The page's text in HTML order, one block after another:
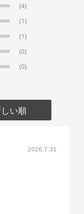
(4)
(1)
(1)
(0)
(0)
い順
2026.7.31